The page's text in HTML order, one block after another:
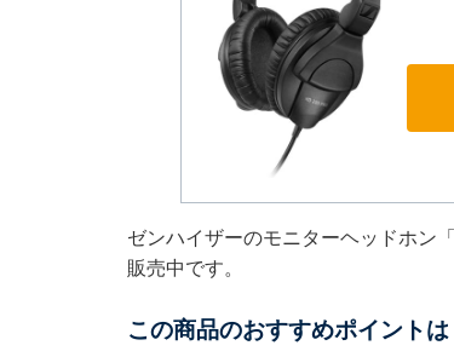
ゼンハイザーのモニターヘッドホン
販売中です。
この商品のおすすめポイントは